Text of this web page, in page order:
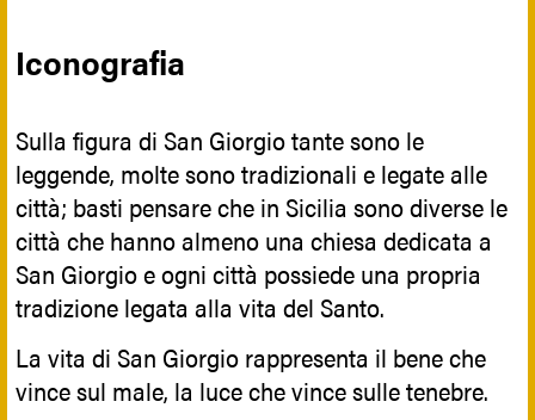
Iconografia
Sulla figura di San Giorgio tante sono le
leggende, molte sono tradizionali e legate alle
città; basti pensare che in Sicilia sono diverse le
città che hanno almeno una chiesa dedicata a
San Giorgio e ogni città possiede una propria
tradizione legata alla vita del Santo.
La vita di San Giorgio rappresenta il bene che
vince sul male, la luce che vince sulle tenebre.